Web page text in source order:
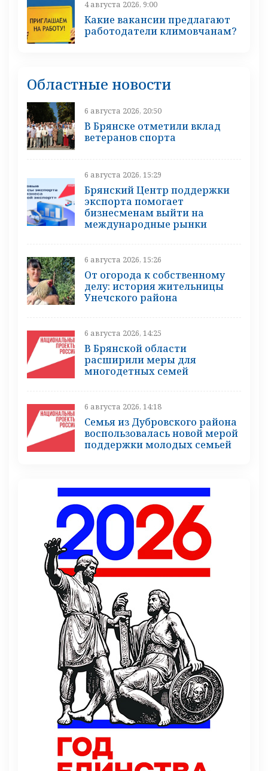
4 августа 2026, 9:00
Какие вакансии предлагают
работодатели климовчанам?
Областные новости
6 августа 2026, 20:50
В Брянске отметили вклад
ветеранов спорта
6 августа 2026, 15:29
Брянский Центр поддержки
экспорта помогает
бизнесменам выйти на
международные рынки
6 августа 2026, 15:26
От огорода к собственному
делу: история жительницы
Унечского района
6 августа 2026, 14:25
В Брянской области
расширили меры для
многодетных семей
6 августа 2026, 14:18
Семья из Дубровского района
воспользовалась новой мерой
поддержки молодых семьей